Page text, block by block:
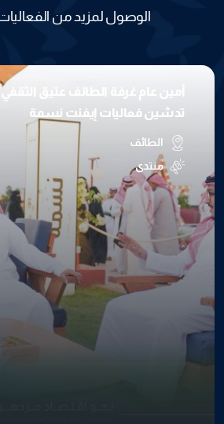
الوصول لمزيد من
أمين عام غرفة الطائف عتيق
تدشين فعاليات إيفنت نسمة
الطائف
منتدى